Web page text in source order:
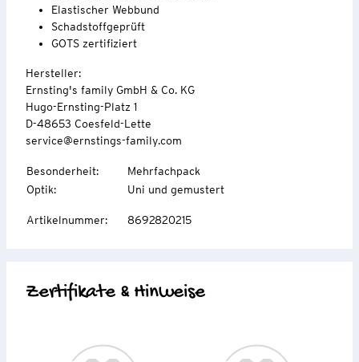
Elastischer Webbund
Schadstoffgeprüft
GOTS zertifiziert
Hersteller:
Ernsting's family GmbH & Co. KG
Hugo-Ernsting-Platz 1
D-48653 Coesfeld-Lette
service@ernstings-family.com
Besonderheit:
Mehrfachpack
Optik: Uni und gemustert
Artikelnummer: 8692820215
Zertifikate & Hinweise